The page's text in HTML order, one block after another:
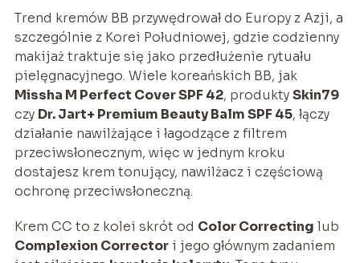
Trend kremów BB przywędrował do Europy z Azji, a
szczególnie z Korei Południowej, gdzie codzienny
makijaż traktuje się jako przedłużenie rytuału
pielęgnacyjnego. Wiele koreańskich BB, jak
Missha M Perfect Cover SPF 42, produktySkin79
czy Dr. Jart+ Premium Beauty Balm SPF 45, łączy
działanie nawilżające i łagodzące z filtrem
przeciwsłonecznym, więc w jednym kroku
dostajesz krem tonujący, nawilżacz i częściową
ochronę przeciwsłoneczną.
Krem CC to z kolei skrót od Color Correcting lub
Complexion Correctori jego głównym zadaniem